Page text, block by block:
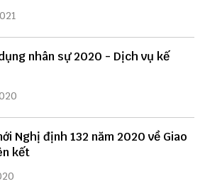
nhân sự 2020 - Dịch vụ kế
Nghị định 132 năm 2020 về Giao
kết